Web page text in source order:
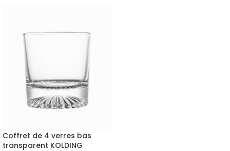
Coffret de 4 verres bas
transparent KOLDING